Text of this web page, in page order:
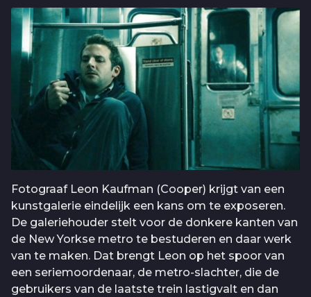
Fotograaf Leon Kaufman (Cooper) krijgt van een
kunstgalerie eindelijk een kans om te exposeren.
De galeriehouder stelt voor de donkere kanten van
de New Yorkse metro te bestuderen en daar werk
van te maken. Dat brengt Leon op het spoor van
een seriemoordenaar, de metro-slachter, die de
gebruikers van de laatste trein lastigvalt en dan